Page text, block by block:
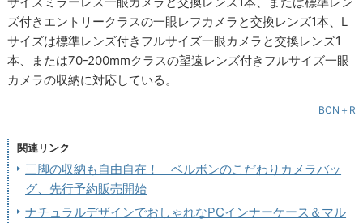
ズ付きエントリークラスの一眼レフカメラと交換レンズ1本、L
サイズは標準レンズ付きフルサイズ一眼カメラと交換レンズ1
本、または70-200mmクラスの望遠レンズ付きフルサイズ一眼
カメラの収納に対応している。
BCN＋R
関連リンク
三脚の収納も自由自在！ ベルボンのこだわりカメラバッ
グ、先行予約販売開始
ナチュラルデザインでおしゃれなPCインナーケース＆マル